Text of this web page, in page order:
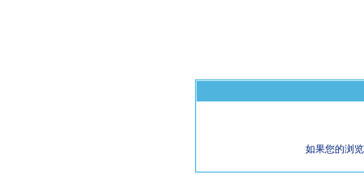
如果您的浏